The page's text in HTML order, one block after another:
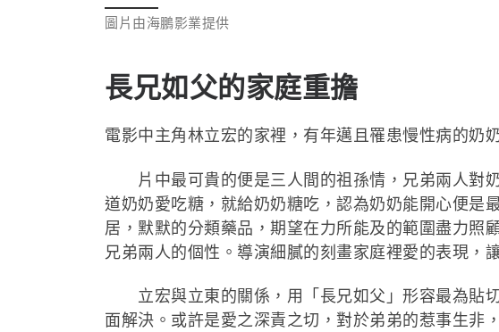
圖片由海鵬影業提供
長兄如父的家庭重擔
電影中主角林立宏的家裡，有年邁且罹患慢性病的奶
片中最可貴的便是三人間的祖孫情，兄弟兩人對奶
道奶奶愛吃糖，就給奶奶糖吃，認為奶奶能開心便是
居，默默的分類藥品，期望在力所能及的範圍盡力照
兄弟兩人的個性。導演細膩的刻畫家庭裡愛的表現，
立宏與立東的關係，用「長兄如父」形容最為貼切
面解決。或許是愛之深責之切，對於弟弟的惹事生非